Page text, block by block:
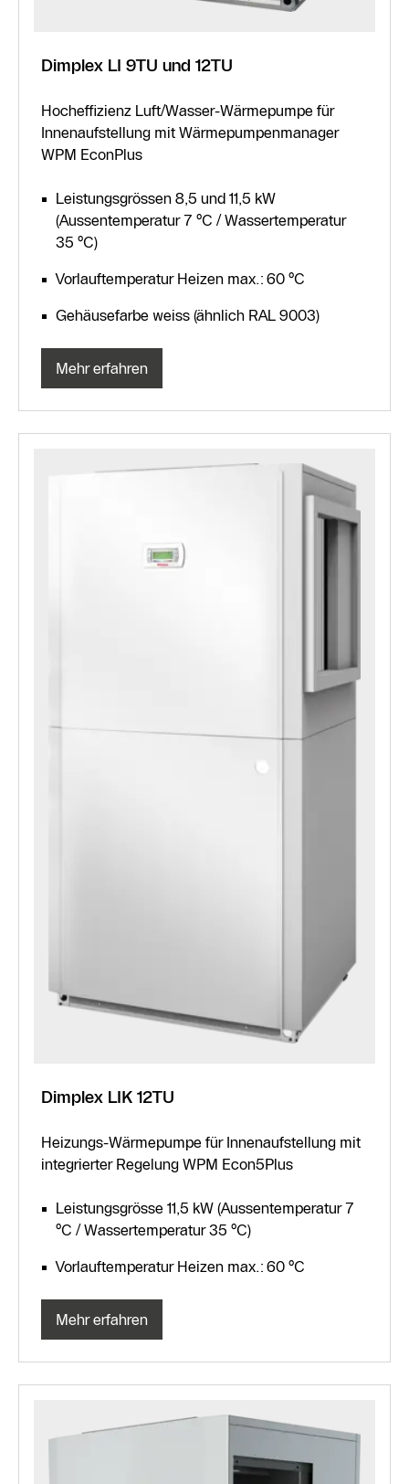
Dimplex LI 9TU und 12TU
Hocheffizienz Luft/Wasser-Wärmepumpe für
Innenaufstellung mit Wärmepumpenmanager
WPM EconPlus
Leistungsgrössen 8,5 und 11,5 kW
(Aussentemperatur 7 °C / Wassertemperatur
35 °C)
Vorlauftemperatur Heizen max.: 60 °C
Gehäusefarbe weiss (ähnlich RAL 9003)
Mehr erfahren
Dimplex LIK 12TU
Heizungs-Wärmepumpe für Innenaufstellung mit
integrierter Regelung WPM Econ5Plus
Leistungsgrösse 11,5 kW (Aussentemperatur 7
°C / Wassertemperatur 35 °C)
Vorlauftemperatur Heizen max.: 60 °C
Mehr erfahren